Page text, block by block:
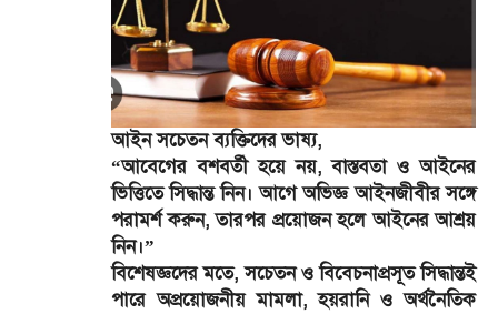
আইন সচেতন ব্যক্তিদের ভাষ্য,
“আবেগের বশবর্তী হয়ে নয়, বাস্তবতা ও আইনের
ভিত্তিতে সিদ্ধান্ত নিন। আগে অভিজ্ঞ আইনজীবীর সঙ্গে
পরামর্শ করুন, তারপর প্রয়োজন হলে আইনের আশ্রয়
নিন।”
বিশেষজ্ঞদের মতে, সচেতন ও বিবেচনাপ্রসূত সিদ্ধান্তই
পারে অপ্রয়োজনীয় মামলা, হয়রানি ও অর্থনৈতিক